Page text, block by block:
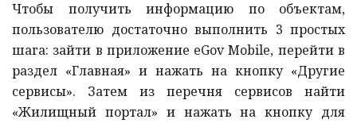
Чтобы получить информацию по объектам,
пользователю достаточно выполнить 3 простых
шага: зайти в приложение eGov Mobile, перейти в
раздел «Главная» и нажать на кнопку «Другие
сервисы». Затем из перечня сервисов найти
«Жилищный портал» и нажать на кнопку для